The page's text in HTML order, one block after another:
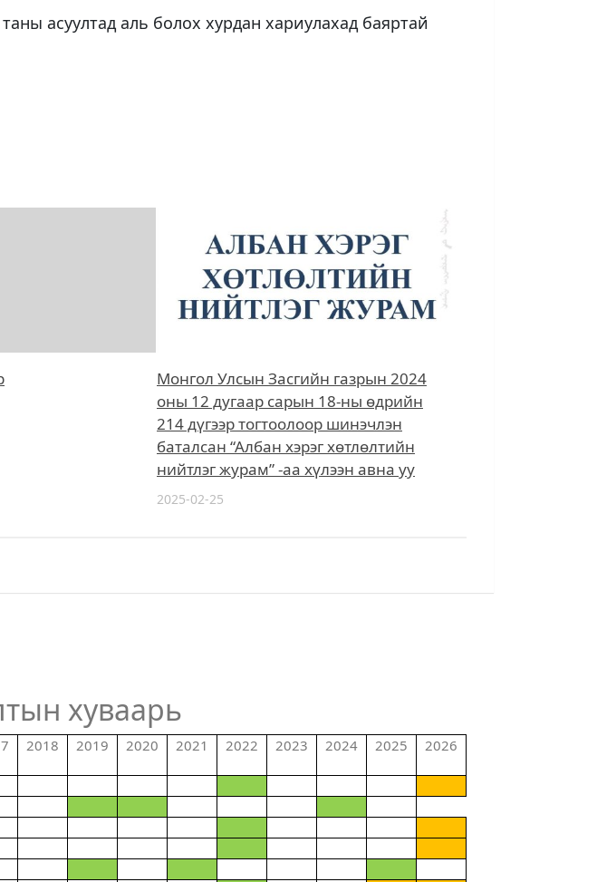
асуултад аль болох хурдан хариулахад баяртай
Монгол Улсын Засгийн газрын 2024
оны 12 дугаар сарын 18-ны өдрийн
214 дүгээр тогтоолоор шинэчлэн
баталсан “Албан хэрэг хөтлөлтийн
нийтлэг журам” -аа хүлээн авна уу
2025-02-25
хуваарь
2018 2019 2020 2021 2022 2023 2024 2025 2026